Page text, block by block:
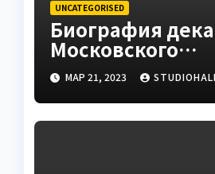
UNCATEGORISED
Биография
Московского
университета
Сидорова — от
до
МАР 21, 2023